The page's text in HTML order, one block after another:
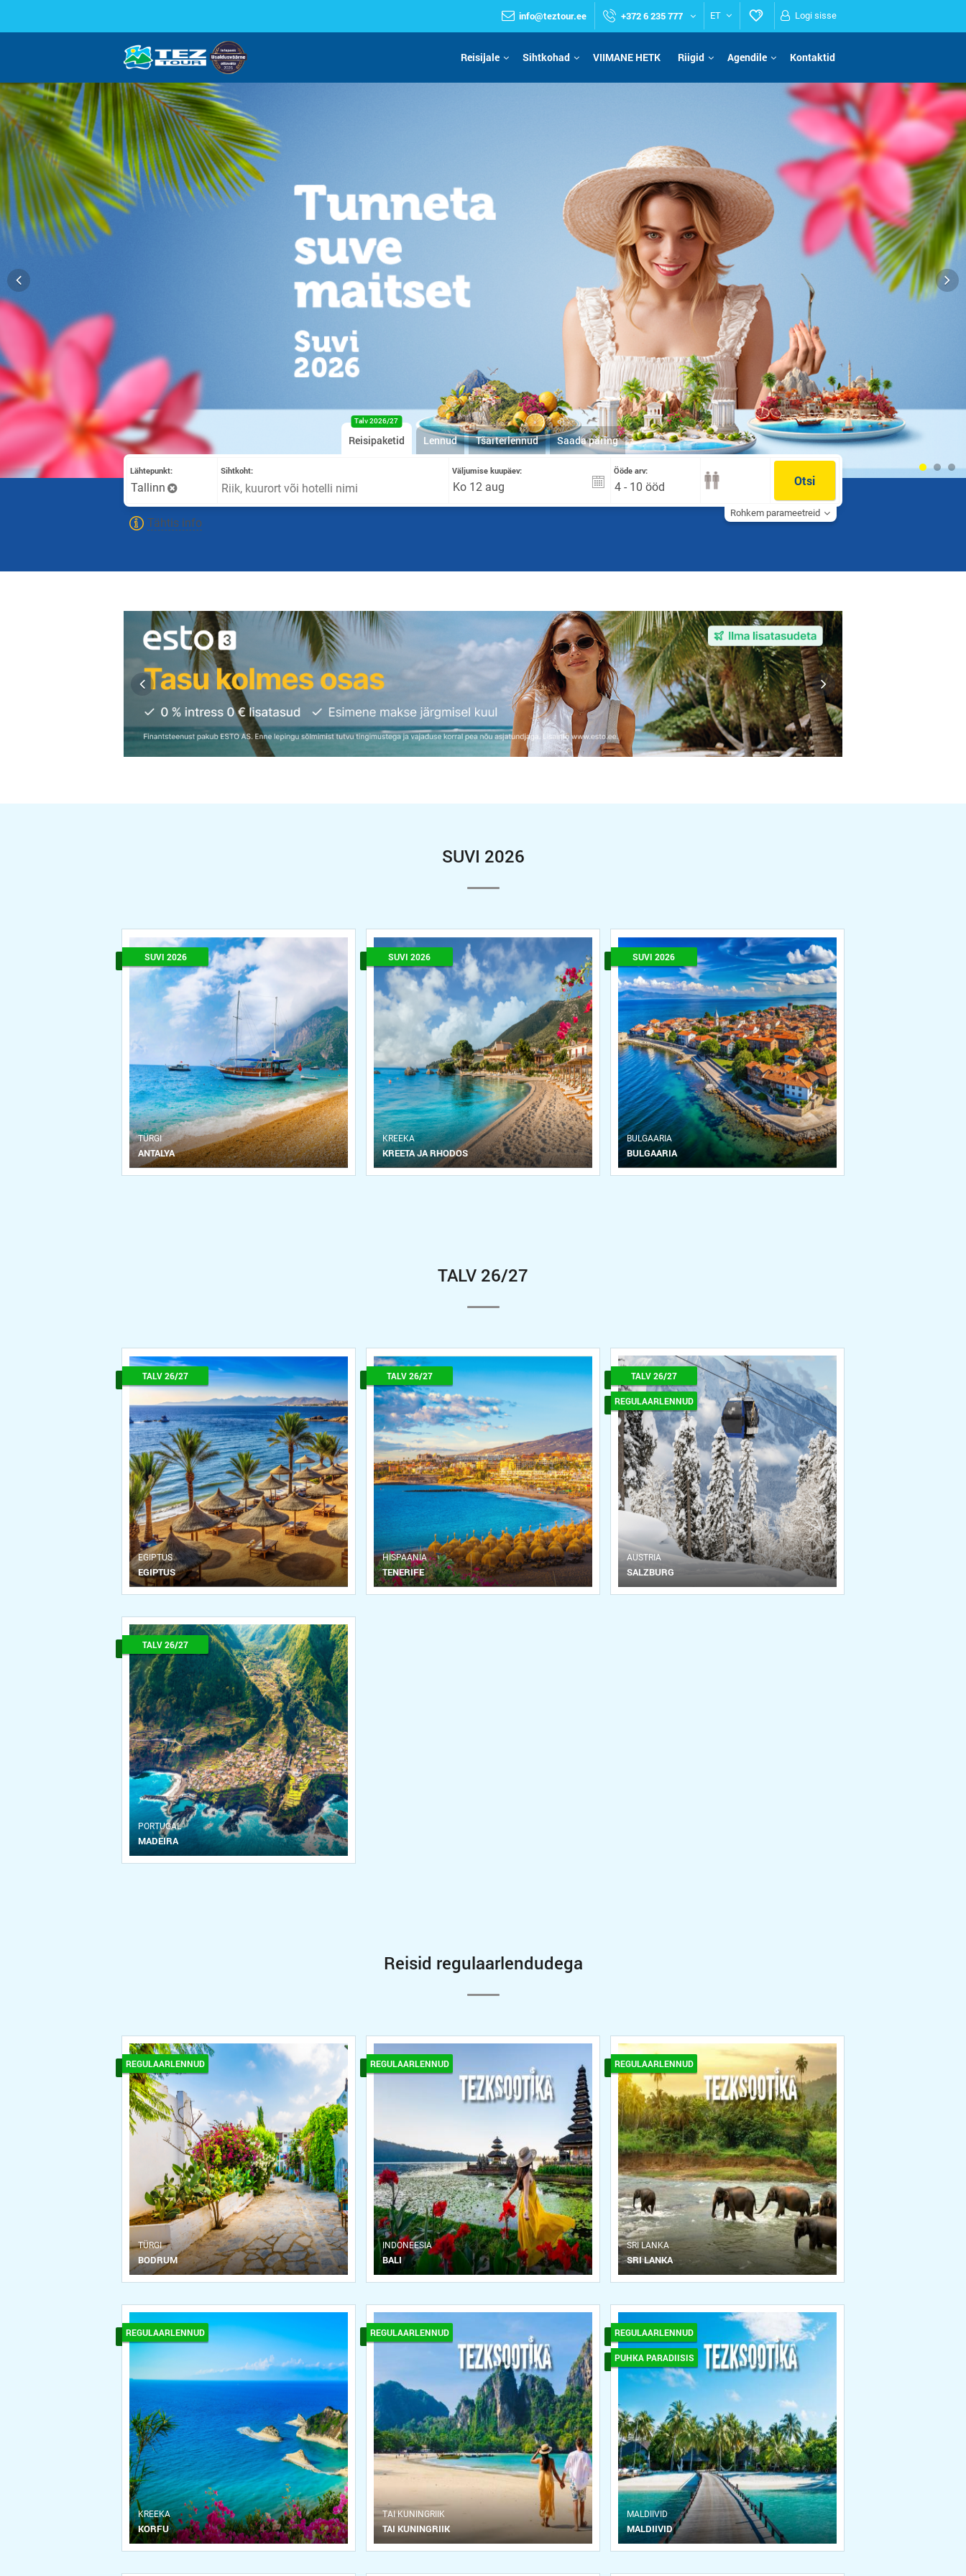
info@teztour.ee +372 6 235 777 ET Logi sisse
Reisijale Sihtkohad VIIMANE HETK Riigid Agendile Kontaktid
Reisipaketid
Talv 2026/27
Lennud Tšarterlennud Saada päring
Lähtepunkt:
Tallinn
Sihtkoht: Väljumise kuupäev: Ööde arv:
4 - 10 ööd Otsi
Tähtis info
Rohkem parameetreid
SUVI 2026
SUVI 2026
ТÜRGI
ANTALYA
SUVI 2026
KREEKA
KREETA JA RHODOS
SUVI 2026
BULGAARIA
BULGAARIA
TALV 26/27
TALV 26/27
ЕGIPTUS
EGIPTUS
TALV 26/27
HISPAANIA
TENERIFE
TALV 26/27
REGULAARLENNUD
АUSTRIA
SALZBURG
TALV 26/27
PORTUGAL
MADEIRA
Reisid regulaarlendudega
REGULAARLENNUD
ТÜRGI
BODRUM
REGULAARLENNUD
INDONEESIA
BALI
REGULAARLENNUD
SRI LANKA
SRI LANKA
REGULAARLENNUD
KREEKA
KORFU
REGULAARLENNUD
ТAI KUNINGRIIK
TAI KUNINGRIIK
REGULAARLENNUD
PUHKA PARADIISIS
MALDIIVID
MALDIIVID